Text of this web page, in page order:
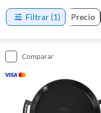
Filtrar (1) Precio
comparar